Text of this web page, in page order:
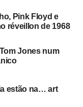
Pink Floyd e
réveillon de 1968
Jones num
estão na… art